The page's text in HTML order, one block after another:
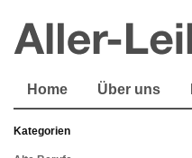
Home Über uns
Kategorien